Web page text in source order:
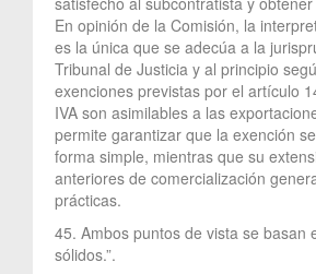
En opinión de la Comisión, la
es la única que se adecúa a la
Tribunal de Justicia y al principio
exenciones previstas por el artículo
IVA son asimilables a las
permite garantizar que la exención
forma simple, mientras que su
anteriores de comercialización
prácticas.
45. Ambos puntos de vista se basan
sólidos.”.